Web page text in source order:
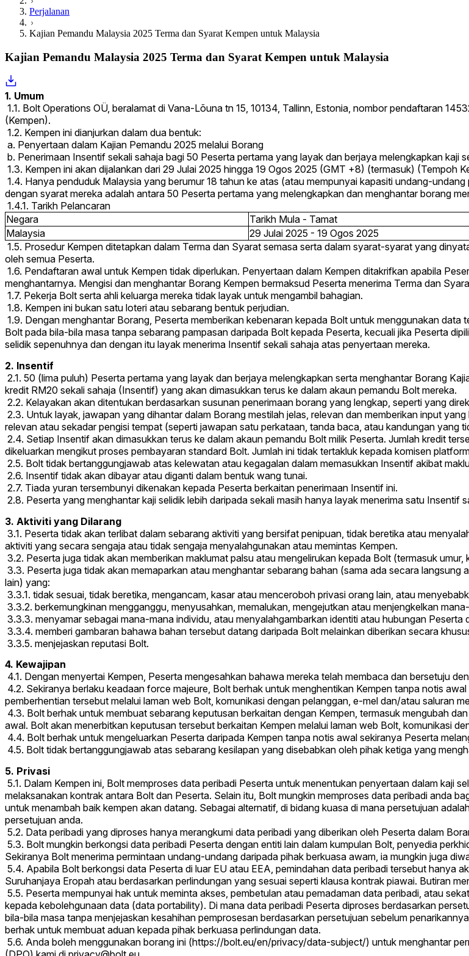
Perjalanan
Kajian Pemandu Malaysia 2025 Terma dan Syarat Kempen untuk Malaysia
Kajian Pemandu Malaysia 2025 Terma dan Syarat Kempen untuk Malaysia
1. Umum
1.1. Bolt Operations OÜ, beralamat di Vana-Lõuna tn 15, 10134, Tallinn, Estonia, nombor pendaftaran
(Kempen).
1.2. Kempen ini dianjurkan dalam dua bentuk:
a. Penyertaan dalam Kajian Pemandu 2025 melalui Borang
b. Penerimaan Insentif sekali sahaja bagi 50 Peserta pertama yang layak dan berjaya melengkapkan kaji
1.3. Kempen ini akan dijalankan dari 29 Julai 2025 hingga 19 Ogos 2025 (GMT +8) (termasuk) (Tempoh
1.4. Hanya penduduk Malaysia yang berumur 18 tahun ke atas (atau mempunyai kapasiti undang-
dengan syarat mereka adalah antara 50 Peserta pertama yang melengkapkan dan menghantar borang
1.4.1. Tarikh Pelancaran
Negara
Tarikh Mula - Tamat
Malaysia
29 Julai 2025 - 19 Ogos 2025
1.5. Prosedur Kempen ditetapkan dalam Terma dan Syarat semasa serta dalam syarat-syarat yang
oleh semua Peserta.
1.6. Pendaftaran awal untuk Kempen tidak diperlukan. Penyertaan dalam Kempen ditakrifkan apabila
menghantarnya. Mengisi dan menghantar Borang Kempen bermaksud Peserta menerima Terma dan
1.7. Pekerja Bolt serta ahli keluarga mereka tidak layak untuk mengambil bahagian.
1.8. Kempen ini bukan satu loteri atau sebarang bentuk perjudian.
1.9. Dengan menghantar Borang, Peserta memberikan kebenaran kepada Bolt untuk menggunakan
Bolt pada bila-bila masa tanpa sebarang pampasan daripada Bolt kepada Peserta, kecuali jika Peserta
selidik sepenuhnya dan dengan itu layak menerima Insentif sekali sahaja atas penyertaan mereka.
2. Insentif
2.1. 50 (lima puluh) Peserta pertama yang layak dan berjaya melengkapkan serta menghantar Borang
kredit RM20 sekali sahaja (Insentif) yang akan dimasukkan terus ke dalam akaun pemandu Bolt mereka.
2.2. Kelayakan akan ditentukan berdasarkan susunan penerimaan borang yang lengkap, seperti yang
2.3. Untuk layak, jawapan yang dihantar dalam Borang mestilah jelas, relevan dan memberikan input
relevan atau sekadar pengisi tempat (seperti jawapan satu perkataan, tanda baca, atau kandungan yang
2.4. Setiap Insentif akan dimasukkan terus ke dalam akaun pemandu Bolt milik Peserta. Jumlah kredit
dikeluarkan mengikut proses pembayaran standard Bolt. Jumlah ini tidak tertakluk kepada komisen
2.5. Bolt tidak bertanggungjawab atas kelewatan atau kegagalan dalam memasukkan Insentif akibat
2.6. Insentif tidak akan dibayar atau diganti dalam bentuk wang tunai.
2.7. Tiada yuran tersembunyi dikenakan kepada Peserta berkaitan penerimaan Insentif ini.
2.8. Peserta yang menghantar kaji selidik lebih daripada sekali masih hanya layak menerima satu Insentif
3. Aktiviti yang Dilarang
3.1. Peserta tidak akan terlibat dalam sebarang aktiviti yang bersifat penipuan, tidak beretika atau
aktiviti yang secara sengaja atau tidak sengaja menyalahgunakan atau memintas Kempen.
3.2. Peserta juga tidak akan memberikan maklumat palsu atau mengelirukan kepada Bolt (termasuk
3.3. Peserta juga tidak akan memaparkan atau menghantar sebarang bahan (sama ada secara
lain) yang:
3.3.1. tidak sesuai, tidak beretika, mengancam, kasar atau menceroboh privasi orang lain, atau
3.3.2. berkemungkinan mengganggu, menyusahkan, memalukan, mengejutkan atau menjengkelkan
3.3.3. menyamar sebagai mana-mana individu, atau menyalahgambarkan identiti atau hubungan Peserta
3.3.4. memberi gambaran bahawa bahan tersebut datang daripada Bolt melainkan diberikan secara
3.3.5. menjejaskan reputasi Bolt.
4. Kewajipan
4.1. Dengan menyertai Kempen, Peserta mengesahkan bahawa mereka telah membaca dan bersetuju
4.2. Sekiranya berlaku keadaan force majeure, Bolt berhak untuk menghentikan Kempen tanpa notis
pemberhentian tersebut melalui laman web Bolt, komunikasi dengan pelanggan, e-mel dan/atau saluran
4.3. Bolt berhak untuk membuat sebarang keputusan berkaitan dengan Kempen, termasuk mengubah
awal. Bolt akan menerbitkan keputusan tersebut berkaitan Kempen melalui laman web Bolt, komunikasi
4.4. Bolt berhak untuk mengeluarkan Peserta daripada Kempen tanpa notis awal sekiranya Peserta
4.5. Bolt tidak bertanggungjawab atas sebarang kesilapan yang disebabkan oleh pihak ketiga yang
5. Privasi
5.1. Dalam Kempen ini, Bolt memproses data peribadi Peserta untuk menentukan penyertaan dalam kaji
melaksanakan kontrak antara Bolt dan Peserta. Selain itu, Bolt mungkin memproses data peribadi anda
untuk menambah baik kempen akan datang. Sebagai alternatif, di bidang kuasa di mana persetujuan
persetujuan anda.
5.2. Data peribadi yang diproses hanya merangkumi data peribadi yang diberikan oleh Peserta dalam
5.3. Bolt mungkin berkongsi data peribadi Peserta dengan entiti lain dalam kumpulan Bolt, penyedia
Sekiranya Bolt menerima permintaan undang-undang daripada pihak berkuasa awam, ia mungkin juga
5.4. Apabila Bolt berkongsi data Peserta di luar EU atau EEA, pemindahan data peribadi tersebut hanya
Suruhanjaya Eropah atau berdasarkan perlindungan yang sesuai seperti klausa kontrak piawai. Butiran
5.5. Peserta mempunyai hak untuk meminta akses, pembetulan atau pemadaman data peribadi, atau
kepada kebolehgunaan data (data portability). Di mana data peribadi Peserta diproses berdasarkan
bila-bila masa tanpa menjejaskan kesahihan pemprosesan berdasarkan persetujuan sebelum
berhak untuk membuat aduan kepada pihak berkuasa perlindungan data.
5.6. Anda boleh menggunakan borang ini (https://bolt.eu/en/privacy/data-subject/) untuk menghantar